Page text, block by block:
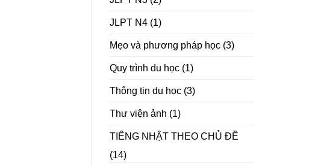
JLPT N4 (1)
Mẹo và phương pháp học (3)
Quy trình du học (1)
Thông tin du học (3)
Thư viện ảnh (1)
TIẾNG NHẬT THEO CHỦ ĐỀ
(14)